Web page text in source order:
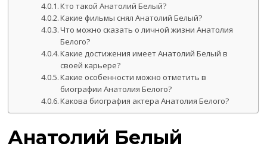
Кто такой Анатолий Белый?
Какие фильмы снял Анатолий Белый?
Что можно сказать о личной жизни Анатолия
Белого?
Какие достижения имеет Анатолий Белый в
своей карьере?
Какие особенности можно отметить в
биографии Анатолия Белого?
Какова биография актера Анатолия Белого?
Анатолий Белый